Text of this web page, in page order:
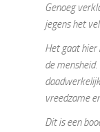
Genoeg
jegens het
Het gaat hier
de
vreedzame
Dit is een